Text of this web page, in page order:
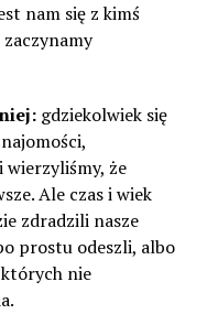
nam się z kimś
gdziekolwiek się
wierzyliśmy, że
Ale czas i wiek
zdradzili nasze
prostu odeszli, albo
nie